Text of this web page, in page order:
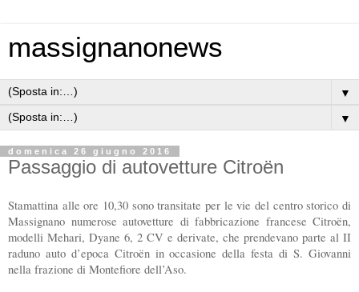
massignanonews
▼
▼
domenica 26 giugno 2016
Passaggio di autovetture Citroën
Stamattina alle ore 10,30 sono transitate per le vie del centro storico di
Massignano numerose autovetture di fabbricazione francese Citroën,
modelli Mehari, Dyane 6, 2 CV e derivate, che prendevano parte al II
raduno auto d’epoca Citroën in occasione della festa di S. Giovanni
nella frazione di Montefiore dell’Aso.